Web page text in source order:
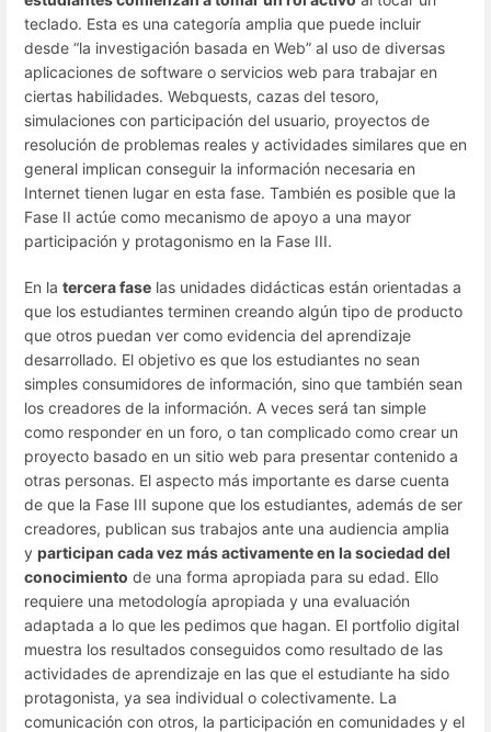
teclado. Esta es una categoría amplia que puede incluir
desde “la investigación basada en Web” al uso de diversas
aplicaciones de software o servicios web para trabajar en
ciertas habilidades. Webquests, cazas del tesoro,
simulaciones con participación del usuario, proyectos de
resolución de problemas reales y actividades similares que en
general implican conseguir la información necesaria en
Internet tienen lugar en esta fase. También es posible que la
Fase II actúe como mecanismo de apoyo a una mayor
participación y protagonismo en la Fase III.
En la tercera fase las unidades didácticas están orientadas a
que los estudiantes terminen creando algún tipo de producto
que otros puedan ver como evidencia del aprendizaje
desarrollado. El objetivo es que los estudiantes no sean
simples consumidores de información, sino que también sean
los creadores de la información. A veces será tan simple
como responder en un foro, o tan complicado como crear un
proyecto basado en un sitio web para presentar contenido a
otras personas. El aspecto más importante es darse cuenta
de que la Fase III supone que los estudiantes, además de ser
creadores, publican sus trabajos ante una audiencia amplia
y participan cada vez más activamente en la sociedad del
conocimiento de una forma apropiada para su edad. Ello
requiere una metodología apropiada y una evaluación
adaptada a lo que les pedimos que hagan. El portfolio digital
muestra los resultados conseguidos como resultado de las
actividades de aprendizaje en las que el estudiante ha sido
protagonista, ya sea individual o colectivamente. La
comunicación con otros, la participación en comunidades y el